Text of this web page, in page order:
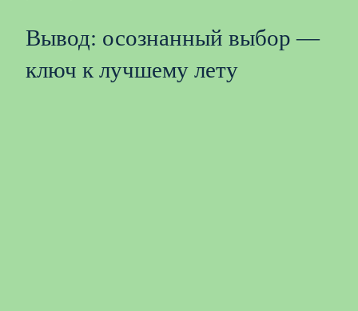
Вывод: осознанный выбор —
ключ к лучшему лету